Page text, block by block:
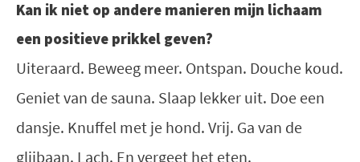
Kan ik niet op andere manieren mijn lichaam
een positieve prikkel geven?
Uiteraard. Beweeg meer. Ontspan. Douche koud.
Geniet van de sauna. Slaap lekker uit. Doe een
dansje. Knuffel met je hond. Vrij. Ga van de
glijbaan. Lach. En vergeet het eten.